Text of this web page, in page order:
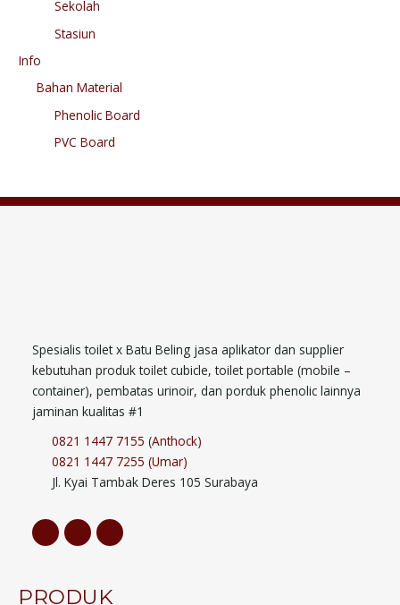
Sekolah
Stasiun
Info
Bahan Material
Phenolic Board
PVC Board
Spesialis toilet x Batu Beling jasa aplikator dan supplier
kebutuhan produk toilet cubicle, toilet portable (mobile –
container), pembatas urinoir, dan porduk phenolic lainnya
jaminan kualitas #1
0821 1447 7155 (Anthock)
0821 1447 7255 (Umar)
Jl. Kyai Tambak Deres 105 Surabaya
PRODUK